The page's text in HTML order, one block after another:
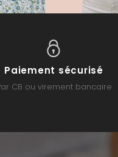
Paiement sécurisé
CB ou virement bancaire